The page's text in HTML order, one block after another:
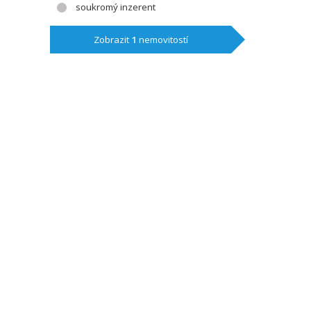
soukromý inzerent
Zobrazit 1 nemovitostí